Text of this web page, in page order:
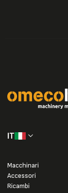
IT
Macchinari
Accessori
Ricambi